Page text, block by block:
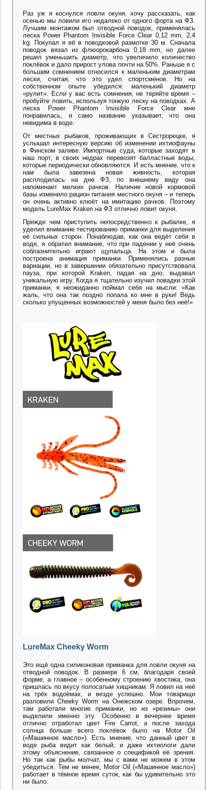
Раз уж я коснулся ловли окуня, хочу рассказать, как
осенью мы ловили его недалеко от одного форта на ФЗ.
Лучшим монтажом был отводной поводок, применялась
леска Power Phantom Invisible Force Clear 0,12 mm, 2,4
kg. Покупал я её в поводковой размотке 30 м. Сначала
поводок вязал из флюорокарбона 0,18 mm, но далее
решил уменьшить диаметр, что увеличило количество
поклёвок и дало прирост улова почти на 50%. Раньше я с
большим сомнением относился к маленьким диаметрам
лески, считая, что это удел спортсменов. Но на
собственном опыте убедился: маленький диаметр
«рулит». Если у вас есть сомнения, не теряйте время –
пробуйте ловить, используя тонкую леску на поводках. А
леска Power Phantom Invisible Force Clear мне
понравилась, и само название указывает, что она
невидима в воде.
От местных рыбаков, проживающих в Сестрорецке, я
услышал интересную версию об изменении ихтиофауны
в Финском заливе. Импортные суда, которые заходят в
наш порт, в своих недрах перевозят балластные воды,
которые периодически обновляются. И есть мнение, что к
нам была завезена новая живность, которая
расплодилась на дне ФЗ, по внешнему виду она
напоминает мелких рачков. Наличие новой кормовой
базы изменило рацион питания местного окуня – и теперь
он очень активно клюёт на имитацию рачков. Поэтому
модель LureMax Kraken на ФЗ отлично ловит окуня.
Прежде чем приступить непосредственно к рыбалке, я
уделил внимание тестированию приманки для выделения
её сильных сторон. Понаблюдав, как она ведёт себя в
воде, я обратил внимание, что при падении у неё очень
соблазнительно играют щупальца. На этом и была
построена анимация приманки. Применялись разные
вариации, но в завершении обязательно присутствовала
пауза, при которой Kraken, падая на дно, выдавал
уникальную игру. Когда я тщательно изучил повадки этой
приманки, я неожиданно поймал себя на мысли: «Как
жаль, что она так поздно попала ко мне в руки! Ведь
сколько упущенных возможностей у меня было без неё!»
LureMax Cheeky Worm
Это ещё одна силиконовая приманка для ловли окуня на
отводной поводок. В размере 6 см, благодаря своей
форме, а главное – особенному строению хвостика, она
пришлась по вкусу полосатым хищникам. Я ловил на неё
на трёх водоёмах, и везде успешно. Мои товарищи
разловили Cheeky Worm на Онежском озере. Впрочем,
там работали многие приманки, но из «резины» они
выделили именно эту. Особенно в вечернее время
отлично отработал цвет Fire Carrot, а после захода
солнца больше всего поклёвок было на Motor Oil
(«Машинное масло»). Есть мнение, что данный цвет в
воде рыба видит как белый, и даже ихтиологи дали
этому объяснение, связанное о спецификой её зрения.
Но так как рыбы молчат, мы с вами не можем в этом
убедиться. Тем не менее, Motor Oil («Машинное масло»)
работает в тёмное время суток, как бы удивительно это
ни было.